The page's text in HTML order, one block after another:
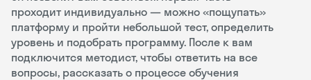
проходит индивидуально — можно «пощупать»
платформу и пройти небольшой тест, определить
уровень и подобрать программу. После к вам
подключится методист, чтобы ответить на все
вопросы, рассказать о процессе обучения